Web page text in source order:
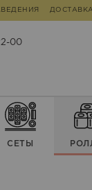
00
СЕТЫ